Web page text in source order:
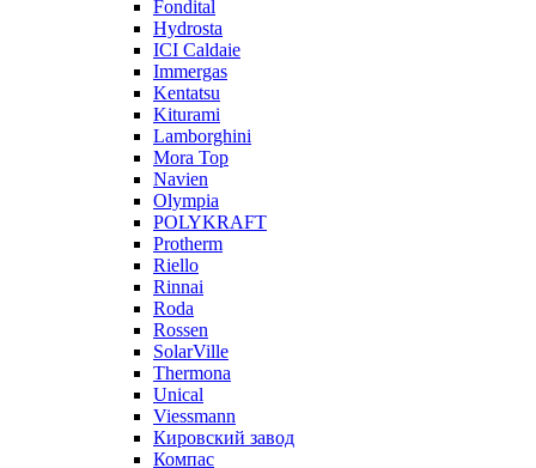
Fondital
Hydrosta
ICI Caldaie
Immergas
Kentatsu
Kiturami
Lamborghini
Mora Top
Navien
Olympia
POLYKRAFT
Protherm
Riello
Rinnai
Roda
Rossen
SolarVille
Thermona
Unical
Viessmann
Кировский завод
Компас